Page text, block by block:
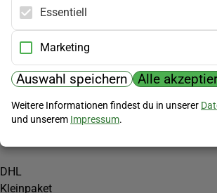
Kundenservice
Widerrufsbelehrung
Versandkosten
Zahlungsmöglichkeiten
PayPal
Vorkasse
Versand
DHL
Kleinpaket
Essentiell
Marketing
Auswahl speichern Alle
Weitere Informationen findest du in unserer
und unserem Impressum.